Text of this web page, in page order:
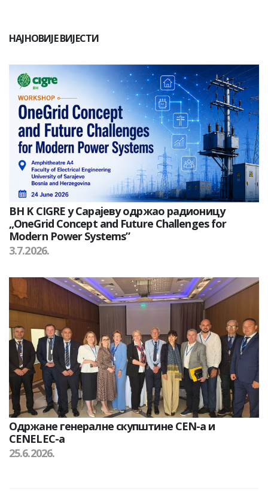
НАЈНОВИЈЕ ВИЈЕСТИ
BH K CIGRE у Сарајеву одржао радионицу
„OneGrid Concept and Future Challenges for
Modern Power Systems”
3.7.2026.
Одржане генералне скупштине CEN-а и
CENELEC-а
25.6.2026.